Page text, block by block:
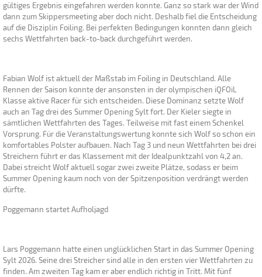
gültiges Ergebnis eingefahren werden konnte. Ganz so stark war der Wind
dann zum Skippersmeeting aber doch nicht. Deshalb fiel die Entscheidung
auf die Disziplin Foiling. Bei perfekten Bedingungen konnten dann gleich
sechs Wettfahrten back-to-back durchgeführt werden.
Fabian Wolf ist aktuell der Maßstab im Foiling in Deutschland. Alle
Rennen der Saison konnte der ansonsten in der olympischen iQFOiL
Klasse aktive Racer für sich entscheiden. Diese Dominanz setzte Wolf
auch an Tag drei des Summer Opening Sylt fort. Der Kieler siegte in
sämtlichen Wettfahrten des Tages. Teilweise mit fast einem Schenkel
Vorsprung. Für die Veranstaltungswertung konnte sich Wolf so schon ein
komfortables Polster aufbauen. Nach Tag 3 und neun Wettfahrten bei drei
Streichern führt er das Klassement mit der Idealpunktzahl von 4,2 an.
Dabei streicht Wolf aktuell sogar zwei zweite Plätze, sodass er beim
Summer Opening kaum noch von der Spitzenposition verdrängt werden
dürfte.
Poggemann startet Aufholjagd
Lars Poggemann hatte einen unglücklichen Start in das Summer Opening
Sylt 2026. Seine drei Streicher sind alle in den ersten vier Wettfahrten zu
finden. Am zweiten Tag kam er aber endlich richtig in Tritt. Mit fünf